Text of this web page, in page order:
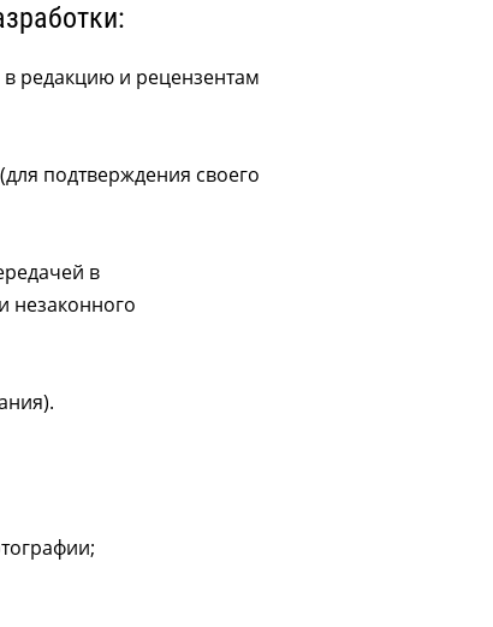
редакцию и рецензентам
подтверждения своего
в
незаконного